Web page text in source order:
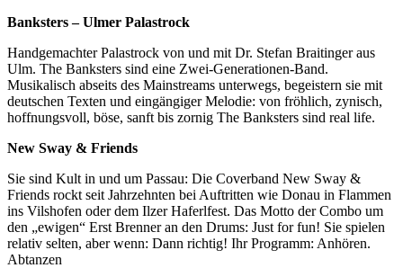
Banksters – Ulmer Palastrock
Handgemachter Palastrock von und mit Dr. Stefan Braitinger aus
Ulm. The Banksters sind eine Zwei-Generationen-Band.
Musikalisch abseits des Mainstreams unterwegs, begeistern sie mit
deutschen Texten und eingängiger Melodie: von fröhlich, zynisch,
hoffnungsvoll, böse, sanft bis zornig The Banksters sind real life.
New Sway & Friends
Sie sind Kult in und um Passau: Die Coverband New Sway &
Friends rockt seit Jahrzehnten bei Auftritten wie Donau in Flammen
ins Vilshofen oder dem Ilzer Haferlfest. Das Motto der Combo um
den „ewigen“ Erst Brenner an den Drums: Just for fun! Sie spielen
relativ selten, aber wenn: Dann richtig! Ihr Programm: Anhören.
Abtanzen